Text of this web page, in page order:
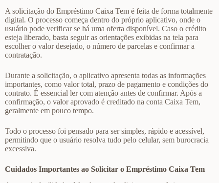
A solicitação do Empréstimo Caixa Tem é feita de forma totalmente
digital. O processo começa dentro do próprio aplicativo, onde o
usuário pode verificar se há uma oferta disponível. Caso o crédito
esteja liberado, basta seguir as orientações exibidas na tela para
escolher o valor desejado, o número de parcelas e confirmar a
contratação.
Durante a solicitação, o aplicativo apresenta todas as informações
importantes, como valor total, prazo de pagamento e condições do
contrato. É essencial ler com atenção antes de confirmar. Após a
confirmação, o valor aprovado é creditado na conta Caixa Tem,
geralmente em pouco tempo.
Todo o processo foi pensado para ser simples, rápido e acessível,
permitindo que o usuário resolva tudo pelo celular, sem burocracia
excessiva.
Cuidados Importantes ao Solicitar o Empréstimo Caixa Tem